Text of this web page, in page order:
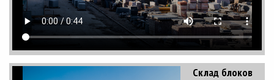
Склад блоков